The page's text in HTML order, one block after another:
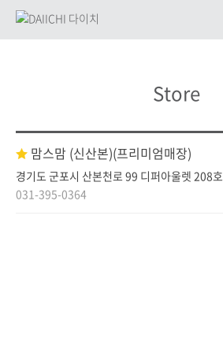
Store
맘스맘 (신산본)(프리미엄매장)
경기도 군포시 산본천로 99 디퍼아울렛 208호
031-395-0364